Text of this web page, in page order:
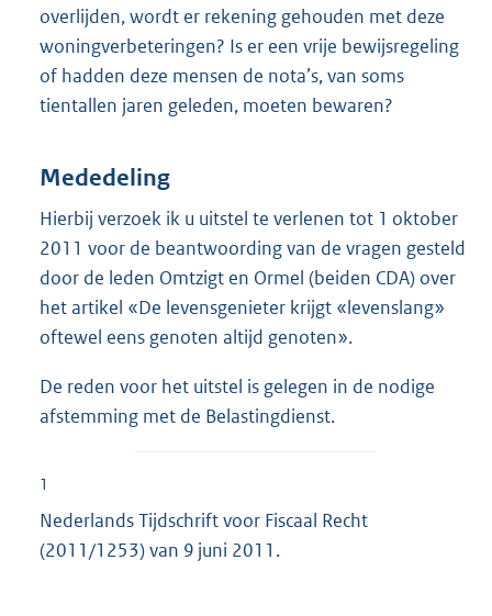
overlijden, wordt er rekening gehouden met deze
woningverbeteringen? Is er een vrije bewijsregeling
of hadden deze mensen de nota’s, van soms
tientallen jaren geleden, moeten bewaren?
Mededeling
Hierbij verzoek ik u uitstel te verlenen tot 1 oktober
2011 voor de beantwoording van de vragen gesteld
door de leden Omtzigt en Ormel (beiden CDA) over
het artikel «De levensgenieter krijgt «levenslang»
oftewel eens genoten altijd genoten».
De reden voor het uitstel is gelegen in de nodige
afstemming met de Belastingdienst.
1
Nederlands Tijdschrift voor Fiscaal Recht
(2011/1253) van 9 juni 2011.